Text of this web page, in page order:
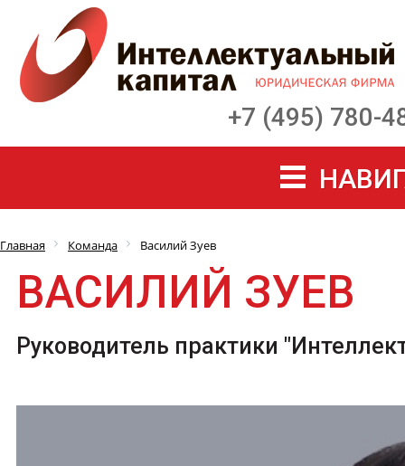
+7 (495) 780-
Главная Команда Василий Зуев
ВАСИЛИЙ ЗУЕВ
Руководитель практики